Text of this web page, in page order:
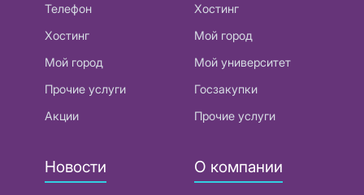
Телефон
Хостинг
Мой город
Прочие услуги
Акции
Хостинг
Мой город
Мой университет
Госзакупки
Прочие услуги
Новости О компании